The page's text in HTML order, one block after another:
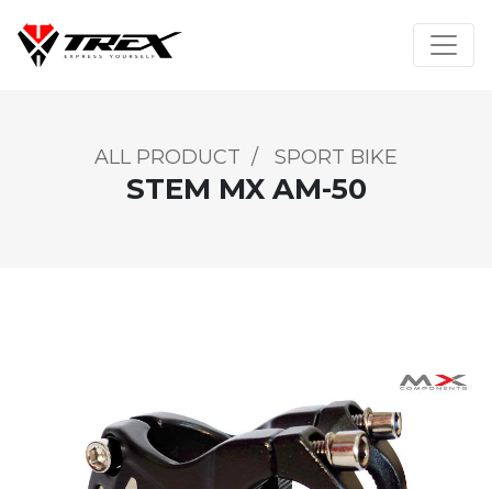
ALL PRODUCT / SPORT BIKE
STEM MX AM-50